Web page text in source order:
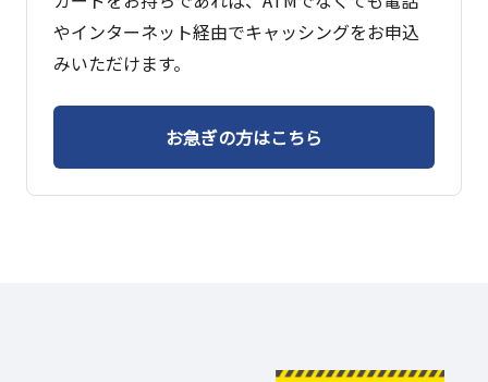
やインターネット経由でキャッシングをお申込
みいただけます。
お急ぎの方はこちら